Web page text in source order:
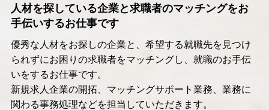
人材を探している企業と求職者のマッチングをお
手伝いするお仕事です
優秀な人材をお探しの企業と、希望する就職先を見つけ
られずにお困りの求職者をマッチングし、就職のお手伝
いをするお仕事です。
新規求人企業の開拓、マッチングサポート業務、業務に
関わる事務処理などを担当していただきます。